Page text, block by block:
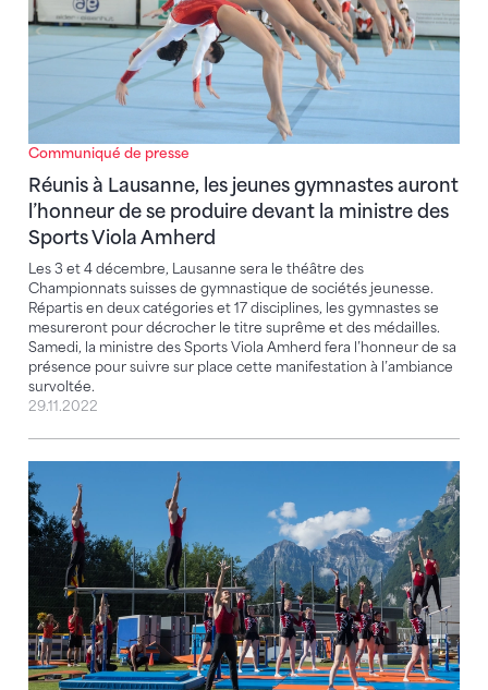
Communiqué de presse
Réunis à Lausanne, les jeunes gymnastes auront
l’honneur de se produire devant la ministre des
Sports Viola Amherd
Les 3 et 4 décembre, Lausanne sera le théâtre des
Championnats suisses de gymnastique de sociétés jeunesse.
Répartis en deux catégories et 17 disciplines, les gymnastes se
mesureront pour décrocher le titre suprême et des médailles.
Samedi, la ministre des Sports Viola Amherd fera l’honneur de sa
présence pour suivre sur place cette manifestation à l’ambiance
survoltée.
29.11.2022
Saison des fêtes de gymnastique 2023 – Aperçu